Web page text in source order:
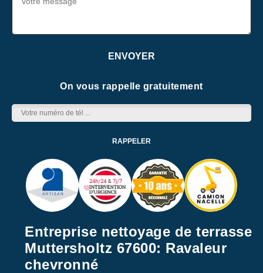
On vous rappelle gratuitement
Entreprise nettoyage de terrasse
Muttersholtz 67600: Ravaleur
chevronné